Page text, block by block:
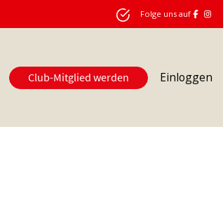
Folge uns auf
Club-Mitglied werden Einloggen